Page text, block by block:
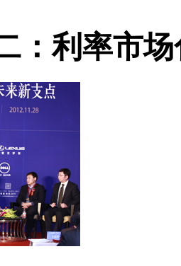
：利率市